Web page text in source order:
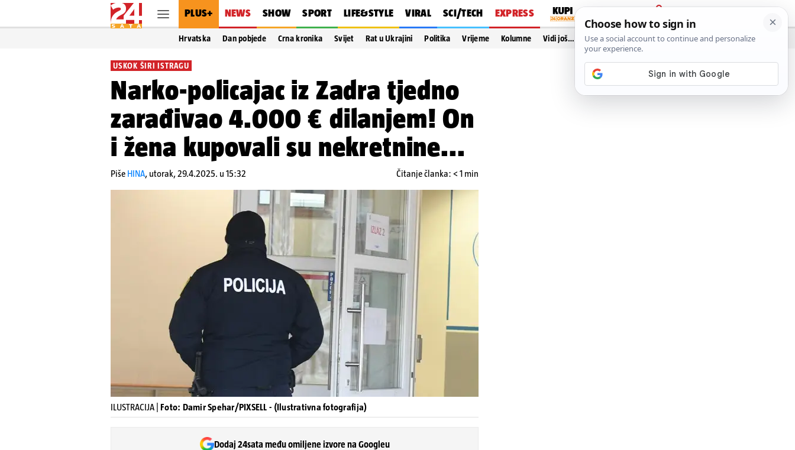
PLUS+ NEWS SHOW SPORT LIFE&STYLE VIRAL SCI/TECH EXPRESS
PRIJAVA
Hrvatska Dan pobjede Crna kronika Svijet Rat u Ukrajini Politika Vrijeme Kolumne Vidi još…
USKOK ŠIRI ISTRAGU
Narko-policajac iz Zadra tjedno
zarađivao 4.000 € dilanjem! On
i žena kupovali su nekretnine...
Piše HINA, utorak, 29.4.2025. u 15:32 Čitanje članka: < 1 min
ILUSTRACIJA | Foto: Damir Spehar/PIXSELL - (Ilustrativna fotografija)
Dodaj 24sata među omiljene izvore na Googleu